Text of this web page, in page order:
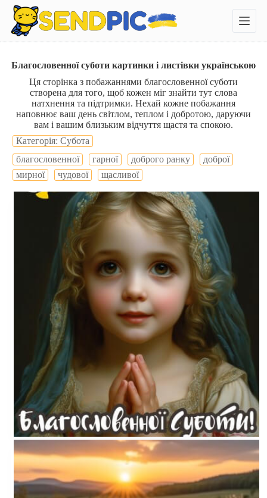
П
е
р
е
т
м
с
т
у
Благословенної суботи картинки і листівки українською
Ця сторінка з побажаннями благословенної суботи
створена для того, щоб кожен міг знайти тут слова
натхнення та підтримки. Нехай кожне побажання
наповнює ваш день світлом, теплом і добротою, даруючи
вам і вашим близьким відчуття щастя та спокою.
Категорія: Субота
благословенної
гарної доброго ранку
доброї
мирної
чудової щасливої